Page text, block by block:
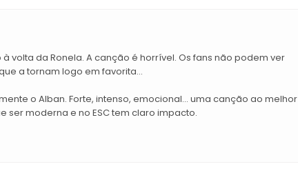
volta da Ronela. A canção é horrível. Os fans não podem ver
a tornam logo em favorita...
o Alban. Forte, intenso, emocional... uma canção ao melhor
ser moderna e no ESC tem claro impacto.